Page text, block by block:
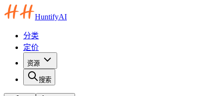
HuntifyAI
分类
定价
资源
搜索